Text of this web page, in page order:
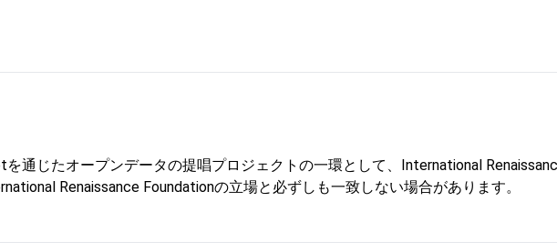
通じたオープンデータの提唱プロジェクトの一環として、International
Renaissance Foundationの立場と必ずしも一致しない場合があります。